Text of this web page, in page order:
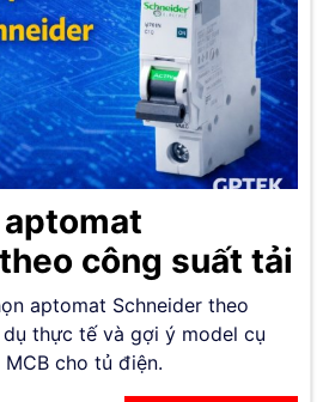
công suất tải
aptomat Schneider theo
thực tế và gợi ý model cụ
cho tủ điện.